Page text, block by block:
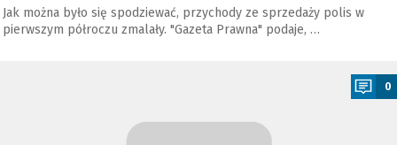
Jak można było się spodziewać, przychody ze sprzedaży polis w
pierwszym półroczu zmalały. "Gazeta Prawna" podaje, …
0